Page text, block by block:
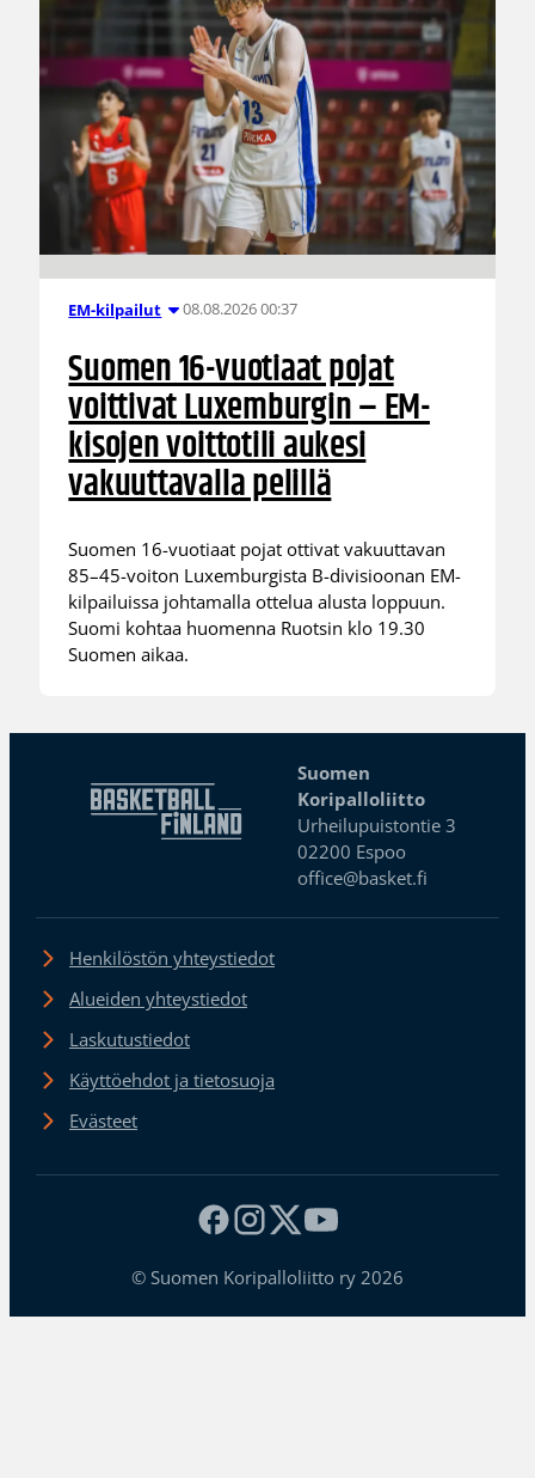
EM-kilpailut 08.08.2026 00:37
Suomen 16-vuotiaat pojat
voittivat Luxemburgin – EM-
kisojen voittotili aukesi
vakuuttavalla pelillä
Suomen 16-vuotiaat pojat ottivat vakuuttavan
85–45-voiton Luxemburgista B-divisioonan EM-
kilpailuissa johtamalla ottelua alusta loppuun.
Suomi kohtaa huomenna Ruotsin klo 19.30
Suomen aikaa.
Suomen
Koripalloliitto
Urheilupuistontie 3
02200 Espoo
office@basket.fi
Henkilöstön yhteystiedot
Alueiden yhteystiedot
Laskutustiedot
Käyttöehdot ja tietosuoja
Evästeet
© Suomen Koripalloliitto ry 2026